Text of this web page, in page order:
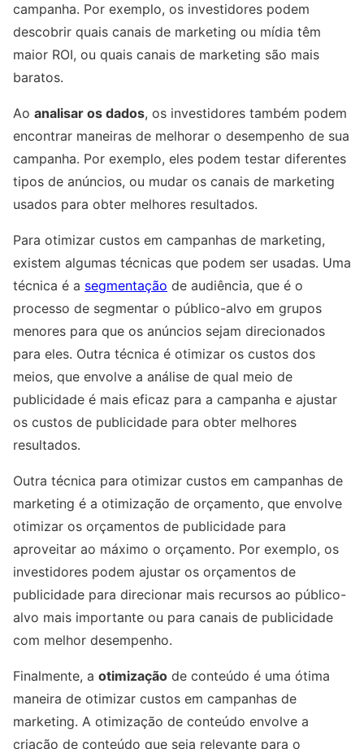
campanha. Por exemplo, os investidores podem
descobrir quais canais de marketing ou mídia têm
maior ROI, ou quais canais de marketing são mais
baratos.
Ao analisar os dados, os investidores também podem
encontrar maneiras de melhorar o desempenho de sua
campanha. Por exemplo, eles podem testar diferentes
tipos de anúncios, ou mudar os canais de marketing
usados para obter melhores resultados.
Para otimizar custos em campanhas de marketing,
existem algumas técnicas que podem ser usadas. Uma
técnica é a segmentação de audiência, que é o
processo de segmentar o público-alvo em grupos
menores para que os anúncios sejam direcionados
para eles. Outra técnica é otimizar os custos dos
meios, que envolve a análise de qual meio de
publicidade é mais eficaz para a campanha e ajustar
os custos de publicidade para obter melhores
resultados.
Outra técnica para otimizar custos em campanhas de
marketing é a otimização de orçamento, que envolve
otimizar os orçamentos de publicidade para
aproveitar ao máximo o orçamento. Por exemplo, os
investidores podem ajustar os orçamentos de
publicidade para direcionar mais recursos ao público-
alvo mais importante ou para canais de publicidade
com melhor desempenho.
Finalmente, a otimização de conteúdo é uma ótima
maneira de otimizar custos em campanhas de
marketing. A otimização de conteúdo envolve a
criação de conteúdo que seja relevante para o